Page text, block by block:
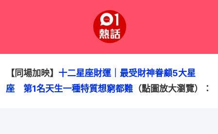
【同場加映】 十二星座財運｜最受財神眷顧5大星
座　第1名天生一種特質想窮都難 （點圖放大瀏覽）：